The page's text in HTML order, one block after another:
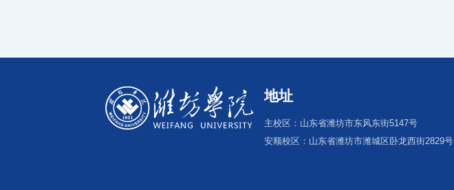
地址
主校区：山东省潍坊市东风东街5147号
安顺校区：山东省潍坊市潍城区卧龙西街2829号